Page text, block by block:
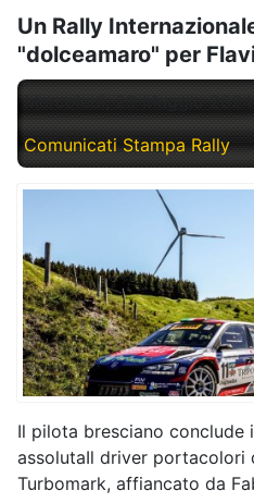
Un Rally
"dolceamaro" per
Mercoledì, 29 Maggio 2024
Comunicati Stampa Rally
Il pilota bresciano conclude
assolutaIl driver portacolori
Turbomark, affiancato da